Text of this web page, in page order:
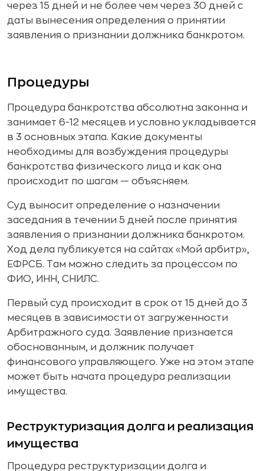
через 15 дней и не более чем через 30 дней с
даты вынесения определения о принятии
заявления о признании должника банкротом.
Процедуры
Процедура банкротства абсолютна законна и
занимает 6-12 месяцев и условно укладывается
в 3 основных этапа. Какие документы
необходимы для возбуждения процедуры
банкротства физического лица и как она
происходит по шагам — объясняем.
Суд выносит определение о назначении
заседания в течении 5 дней после принятия
заявления о признании должника банкротом.
Ход дела публикуется на сайтах «Мой арбитр»,
ЕФРСБ. Там можно следить за процессом по
ФИО, ИНН, СНИЛС.
Первый суд происходит в срок от 15 дней до 3
месяцев в зависимости от загруженности
Арбитражного суда. Заявление признается
обоснованным, и должник получает
финансового управляющего. Уже на этом этапе
может быть начата процедура реализации
имущества.
Реструктуризация долга и реализация
имущества
Процедура реструктуризации долга и